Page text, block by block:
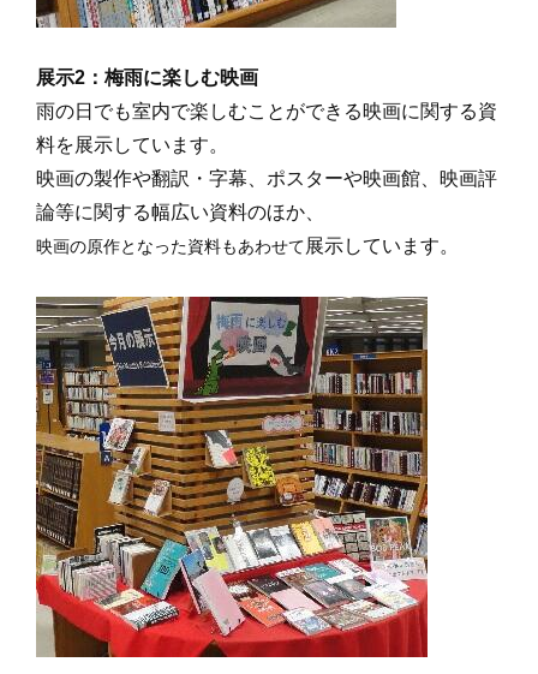
展示2：梅雨に楽しむ映画
雨の日でも室内で楽しむことができる映画に関する資
料を展示しています。
映画の製作や翻訳・字幕、ポスターや映画館、映画評
論等に関する幅広い資料のほか、
映画の原作となった資料もあわせて展示しています。